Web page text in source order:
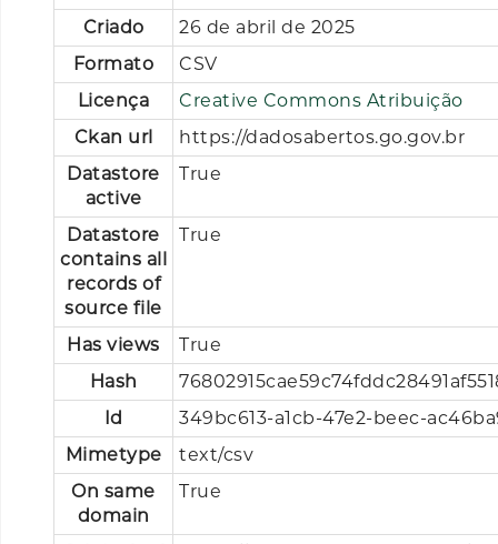
Criado
26 de abril de 2025
Formato
CSV
Licença
Creative Commons Atribuição
Ckan url
https://dadosabertos.go.gov.br
Datastore
active
True
Datastore
contains all
records of
source file
True
Has views
True
Hash
Id
349bc613-a1cb-47e2-beec-
Mimetype
text/csv
On same
domain
True